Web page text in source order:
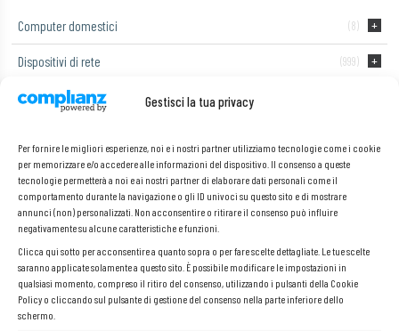
Gestisci la tua privacy
Per fornire le migliori esperienze, noi e i nostri partner utilizziamo tecnologie come i cookie
per memorizzare e/o accedere alle informazioni del dispositivo. Il consenso a queste
tecnologie permetterà a noi e ai nostri partner di elaborare dati personali come il
comportamento durante la navigazione o gli ID univoci su questo sito e di mostrare
annunci (non) personalizzati. Non acconsentire o ritirare il consenso può influire
negativamente su alcune caratteristiche e funzioni.
Clicca qui sotto per acconsentire a quanto sopra o per fare scelte dettagliate. Le tue scelte
saranno applicate solamente a questo sito. È possibile modificare le impostazioni in
qualsiasi momento, compreso il ritiro del consenso, utilizzando i pulsanti della Cookie
Policy o cliccando sul pulsante di gestione del consenso nella parte inferiore dello
schermo.
Computer domestici (8)
Dispositivi di rete (999)
Laptop
Telefoni e tablet (2)
Dell Latitude 5580 i5-7440HQ/8
GB/1 TB SSD